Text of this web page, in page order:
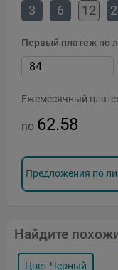
3 6 12
Первый платеж по
Ежемесячный
no 62.58
Предложения по
Найдите
Цвет Черный